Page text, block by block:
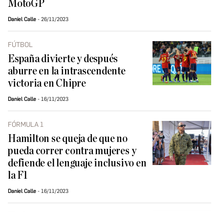
MotoGP
Daniel Calle 26/11/2023
FÚTBOL
España divierte y después
aburre en la intrascendente
victoria en Chipre
Daniel Calle 16/11/2023
FÓRMULA 1
Hamilton se queja de que no
pueda correr contra mujeres y
defiende el lenguaje inclusivo en
la F1
Daniel Calle 16/11/2023